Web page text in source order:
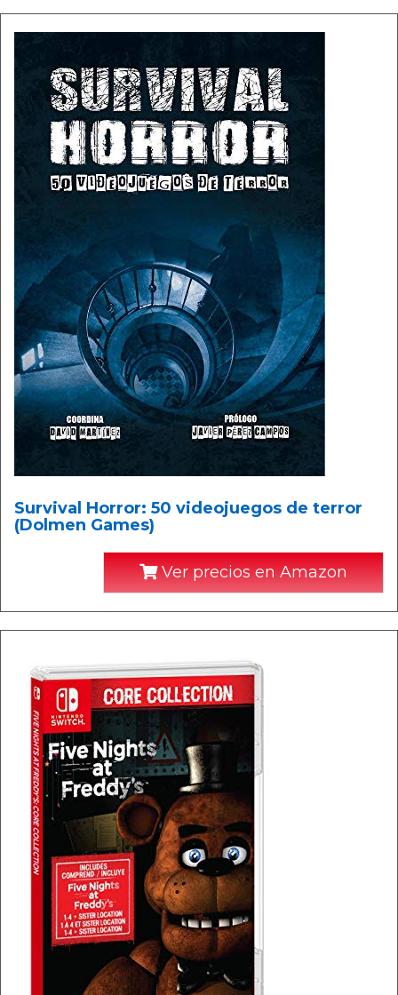
Survival Horror: 50 videojuegos de terror
(Dolmen Games)
Ver precios en Amazon